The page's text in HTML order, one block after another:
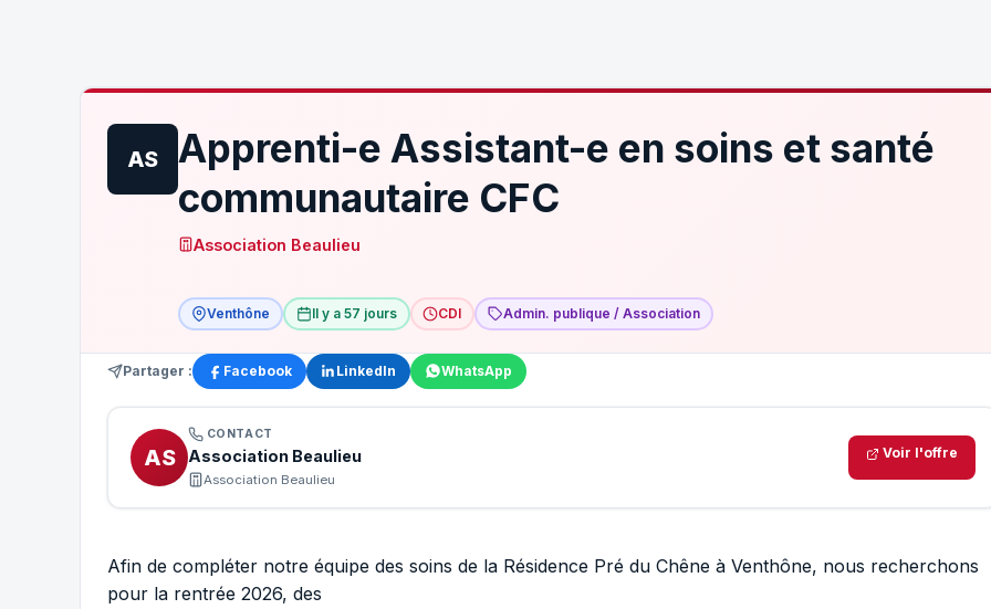
AS
Apprenti-e Assistant-e en soins et santé
communautaire CFC
Association Beaulieu
Venthône Il y a 57 jours CDI Admin. publique / Association
Partager : Facebook LinkedIn WhatsApp
AS
CONTACT
Association Beaulieu
Association Beaulieu
Voir l'offre
Afin de compléter notre équipe des soins de la Résidence Pré du Chêne à Venthône, nous recherchons
pour la rentrée 2026, des